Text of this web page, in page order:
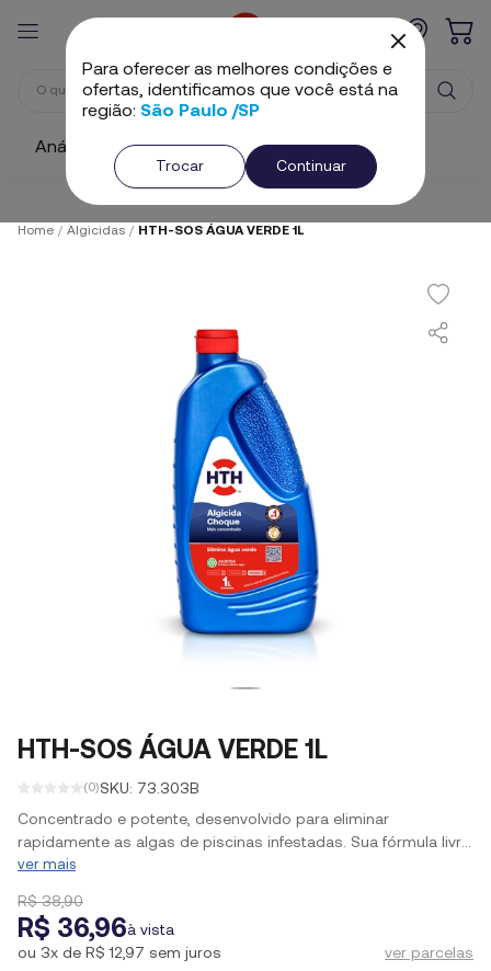
Análise e Ajuste Cloros Algicidas
Home / Algicidas / HTH-SOS ÁGUA VERDE 1L
HTH-SOS ÁGUA VERDE 1L
(0)SKU: 73.303B
Concentrado e potente, desenvolvido para eliminar
rapidamente as algas de piscinas infestadas. Sua fórmula livre
de cobre protege o revestimento e os cabelos, evitando
ver mais
R$ 38,90
R$ 36,96à vista
ou 3x de R$ 12,97 sem juros ver parcelas
Para oferecer as melhores condições e
ofertas, identificamos que você está na
região: São Paulo /SP
Trocar Continuar